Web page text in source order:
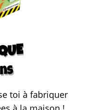
toi à fabriquer